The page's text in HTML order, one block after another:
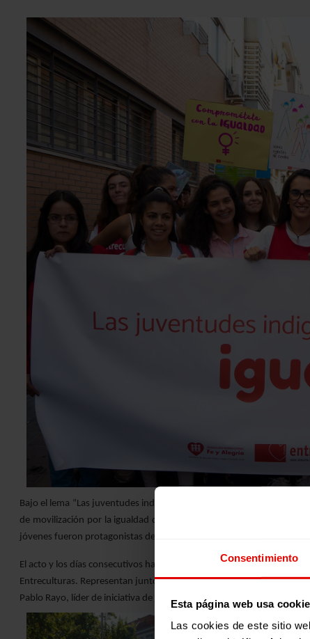
Consentimiento
Esta página web usa
Las cookies de este sitio
Bajo el lema “Las juventudes indignadas nos movemos por la
de movilización por la igualdad de género en el barrio de Ventilla,
jóvenes fueron protagonistas del inicio del Congreso de Fe y Alegría
El acto y los días consecutivos han sido una oportunidad de
Entreculturas. Representan juntos y juntasuna ciudadanía juvenil
Pablo Rayo, líder de iniciativa de juventudes y ciudadanías: “La Red